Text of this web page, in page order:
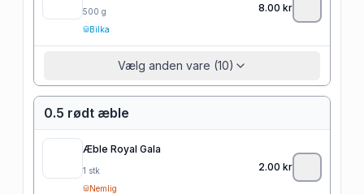
500 g
Bilka
8.00 kr
Vælg anden vare (10)
0.5 rødt æble
Æble Royal Gala
1 stk
Nemlig
2.00 kr